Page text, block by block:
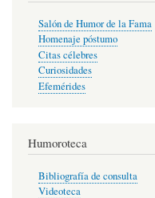
Salón de Humor de la Fama
Homenaje póstumo
Citas célebres
Curiosidades
Efemérides
Humoroteca
Bibliografía de consulta
Videoteca